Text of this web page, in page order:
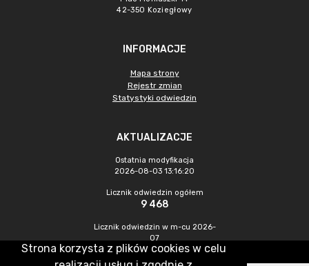
42-350 Koziegłowy
INFORMACJE
Mapa strony
Rejestr zmian
Statystyki odwiedzin
AKTUALIZACJE
Ostatnia modyfikacja
2026-08-03 13:16:20
Licznik odwiedzin ogółem
9 468
Licznik odwiedzin w m-cu 2026-
07
310
Strona korzysta z plików cookies w celu